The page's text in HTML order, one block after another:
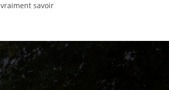
vraiment savoir